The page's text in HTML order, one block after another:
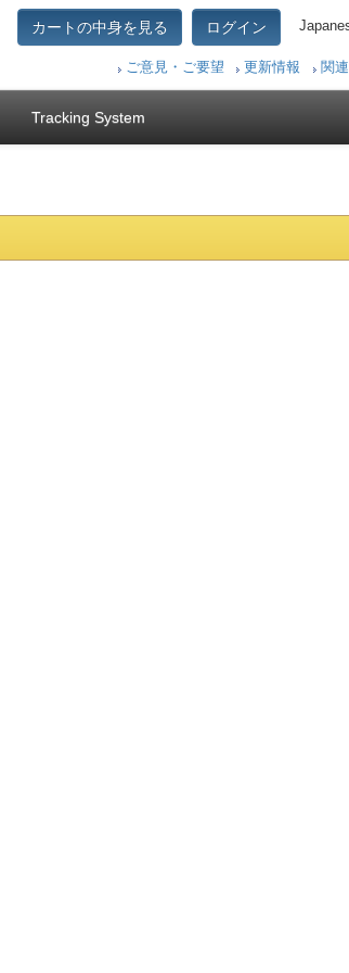
カートの中身を見る ログイン
ご意見・ご要望 更新情報 関
Tracking System